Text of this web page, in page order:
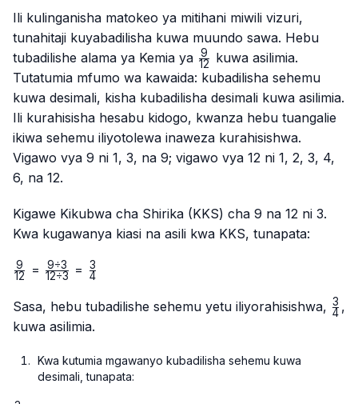
Ili kulinganisha matokeo ya mitihani miwili vizuri,
tunahitaji kuyabadilisha kuwa muundo sawa. Hebu
tubadilishe alama ya Kemia ya \frac{9}
{12}
12
9
kuwa asilimia.
Tutatumia mfumo wa kawaida: kubadilisha sehemu
kuwa desimali, kisha kubadilisha desimali kuwa asilimia.
Ili kurahisisha hesabu kidogo, kwanza hebu tuangalie
ikiwa sehemu iliyotolewa inaweza kurahisishwa.
Vigawo vya 9 ni 1, 3, na 9; vigawo vya 12 ni 1, 2, 3, 4,
6, na 12.
Kigawe Kikubwa cha Shirika (KKS) cha 9 na 12 ni 3.
Kwa kugawanya kiasi na asili kwa KKS, tunapata:
\frac{9}
12
9 = \frac{9
{12 ÷
3}
12÷3
9÷3 = \frac{3}
4
3
Sasa, hebu tubadilishe sehemu yetu iliyorahisishwa, 4
3 ,
kuwa asilimia.
Kwa kutumia mgawanyo kubadilisha sehemu kuwa
desimali, tunapata: